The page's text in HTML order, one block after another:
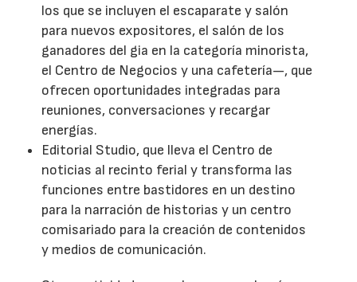
los que se incluyen el escaparate y salón
para nuevos expositores, el salón de los
ganadores del gia en la categoría minorista,
el Centro de Negocios y una cafetería—, que
ofrecen oportunidades integradas para
reuniones, conversaciones y recargar
energías.
Editorial Studio, que lleva el Centro de
noticias al recinto ferial y transforma las
funciones entre bastidores en un destino
para la narración de historias y un centro
comisariado para la creación de contenidos
y medios de comunicación.